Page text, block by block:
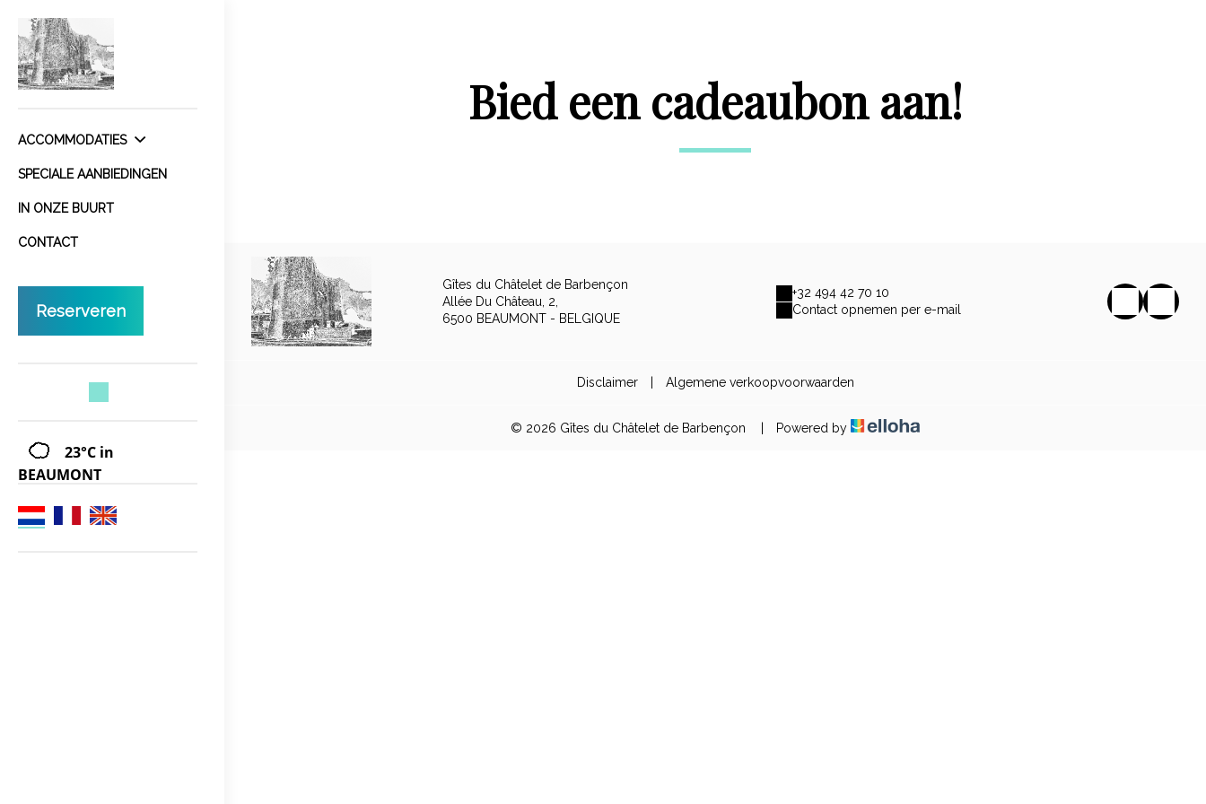
ACCOMMODATIES
SPECIALE AANBIEDINGEN
IN ONZE BUURT
CONTACT
Reserveren
23°C in
BEAUMONT
Bied een cadeaubon aan!
Gîtes du Châtelet de Barbençon
Allée Du Château, 2,
6500 BEAUMONT - BELGIQUE
+32 494 42 70 10
Contact opnemen per e-mail
Disclaimer Algemene verkoopvoorwaarden
© 2026 Gîtes du Châtelet de Barbençon Powered by